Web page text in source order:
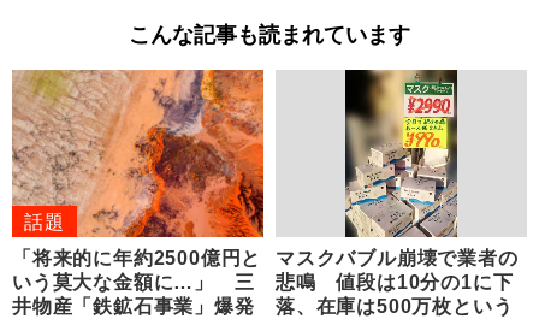
こんな記事も読まれています
話題
「将来的に年約2500億円と
いう莫大な金額に…」 三
井物産「鉄鉱石事業」爆発
マスクバブル崩壊で業者の
悲鳴 値段は10分の1に下
落、在庫は500万枚という